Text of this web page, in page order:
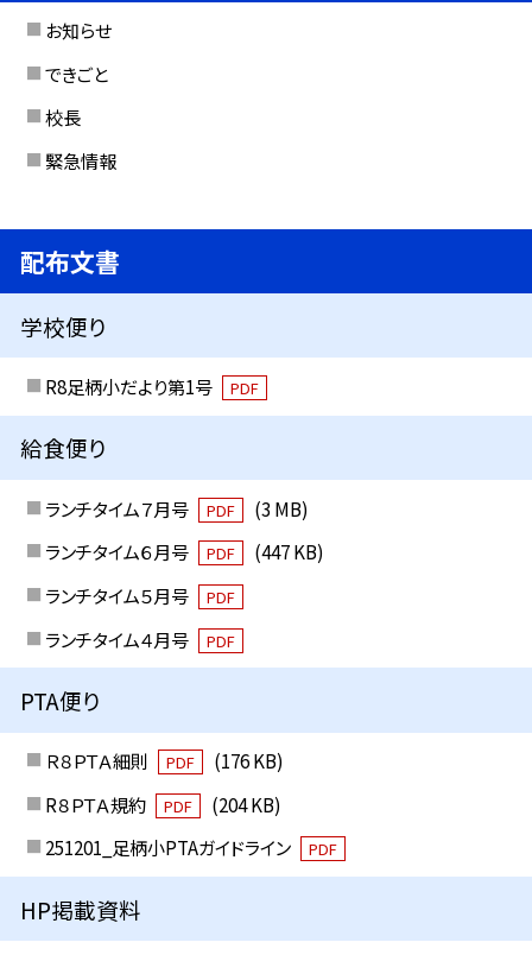
お知らせ
できごと
校長
緊急情報
配布文書
学校便り
R8足柄小だより第1号 PDF
給食便り
ランチタイム７月号 PDF
(3 MB)
ランチタイム６月号
PDF
(447 KB)
ランチタイム５月号
PDF
ランチタイム４月号 PDF
PTA便り
Ｒ８ＰＴＡ細則 PDF
(176 KB)
R８ＰＴＡ規約
PDF
(204 KB)
251201_足柄小PTAガイドライン
PDF
HP掲載資料